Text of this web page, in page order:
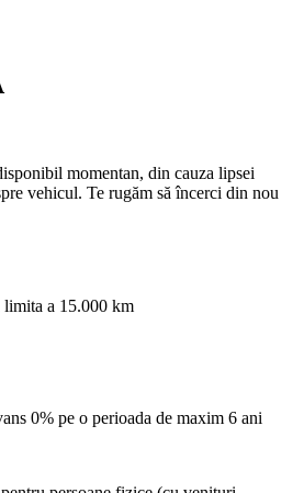
momentan, din cauza lipsei
vehicul. Te rugăm să încerci din nou
a 15.000 km
0% pe o perioada de maxim 6 ani